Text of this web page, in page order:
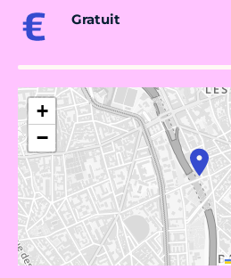
Gratuit
+
−